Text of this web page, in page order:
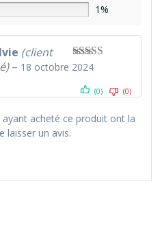
1%
Note
(client
– 18 octobre 2024
(0) (0)
acheté ce produit ont la
laisser un avis.